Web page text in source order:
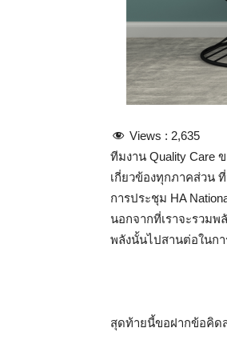
Views : 2,635
ทีมงาน Quality Care
เกี่ยวข้องทุกภาคส่วน
การประชุม HA
นอกจากที่เราจะรวมพ
พลังนั้นไปสานต่อในกา
สุดท้ายนี้ขอฝากข้อคิด